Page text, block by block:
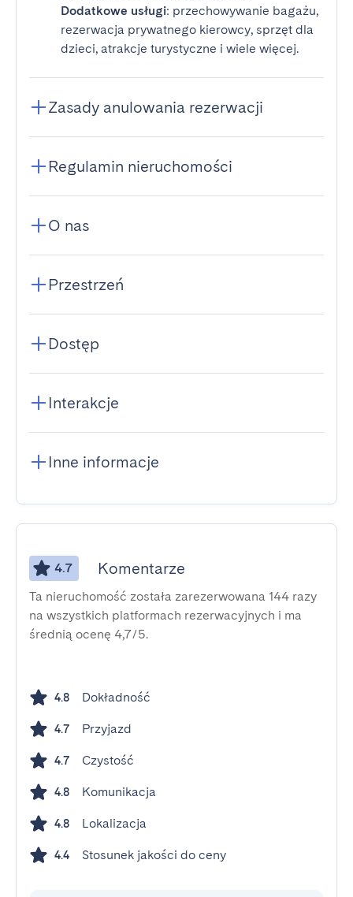
Dodatkowe usługi: przechowywanie bagażu,
rezerwacja prywatnego kierowcy, sprzęt dla
dzieci, atrakcje turystyczne i wiele więcej.
Zasady anulowania rezerwacji
Regulamin nieruchomości
O nas
Przestrzeń
Dostęp
Interakcje
Inne informacje
4.7 Komentarze
Ta nieruchomość została zarezerwowana 144 razy
na wszystkich platformach rezerwacyjnych i ma
średnią ocenę 4,7/5.
4.8 Dokładność
4.7 Przyjazd
4.7 Czystość
4.8 Komunikacja
4.8 Lokalizacja
4.4 Stosunek jakości do ceny